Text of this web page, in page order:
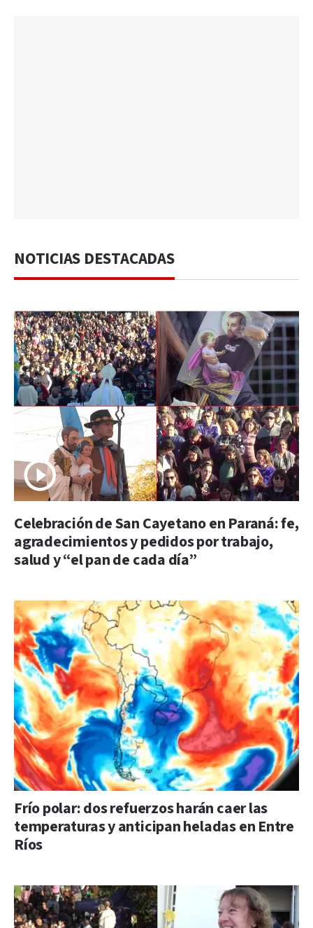
NOTICIAS DESTACADAS
Celebración de San Cayetano en Paraná: fe,
agradecimientos y pedidos por trabajo,
salud y “el pan de cada día”
Frío polar: dos refuerzos harán caer las
temperaturas y anticipan heladas en Entre
Ríos